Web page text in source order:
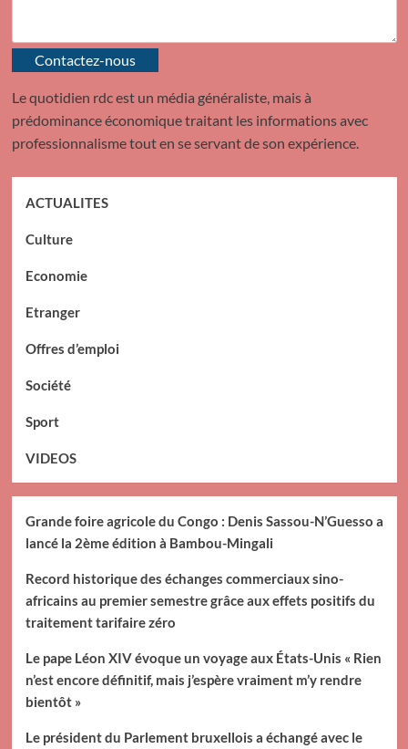
Contactez-nous
Le quotidien rdc est un média généraliste, mais à
prédominance économique traitant les informations avec
professionnalisme tout en se servant de son expérience.
ACTUALITES
Culture
Economie
Etranger
Offres d’emploi
Société
Sport
VIDEOS
Grande foire agricole du Congo : Denis Sassou-N’Guesso a
lancé la 2ème édition à Bambou-Mingali
Record historique des échanges commerciaux sino-
africains au premier semestre grâce aux effets positifs du
traitement tarifaire zéro
Le pape Léon XIV évoque un voyage aux États-Unis « Rien
n’est encore définitif, mais j’espère vraiment m’y rendre
bientôt »
Le président du Parlement bruxellois a échangé avec le